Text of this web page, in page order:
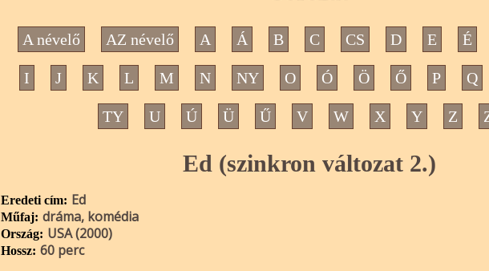
A névelő AZ névelő A Á B C CS D E É
I J K L M N NY O Ó Ö Ő P Q
TY U Ú Ü Ű V W X Y Z
Ed (szinkron változat 2.)
Eredeti cím: Ed
Műfaj: dráma, komédia
Ország: USA (2000)
Hossz: 60 perc